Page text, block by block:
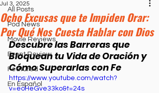
All Posts
Pod News
Movie Reviews
Event Review
Featured
En Español
Ocho Excusas que te Impiden Orar:
Por Qué Nos Cuesta Hablar con Dios
Jul 3, 2025
Descubre las Barreras que
Bloquean tu Vida de Oración y
Cómo Superarlas con Fe
https://www.youtube.com/watch?
v=eoHeGve33ko&t=24s